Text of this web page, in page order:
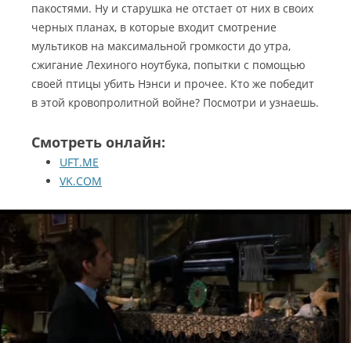
пакостями. Ну и старушка не отстает от них в своих
черных планах, в которые входит смотрение
мультиков на максимальной громкости до утра,
сжигание Лехиного ноутбука, попытки с помощью
своей птицы убить Нэнси и прочее. Кто же победит
в этой кровопролитной войне? Посмотри и узнаешь.
Смотреть онлайн:
UFT.ME
VK.COM